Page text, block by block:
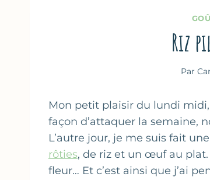
Riz
Par
Mon petit plaisir du lundi
façon d’attaquer la semaine,
L’autre jour, je me suis fait
rôties, de riz et un œuf au plat.
fleur… Et c’est ainsi que j’ai